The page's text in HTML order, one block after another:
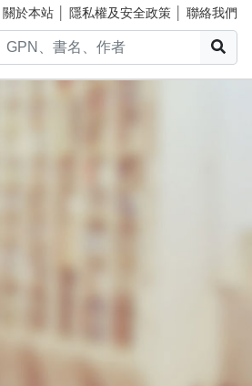
關於本站 隱私權及安全政策 聯絡我們